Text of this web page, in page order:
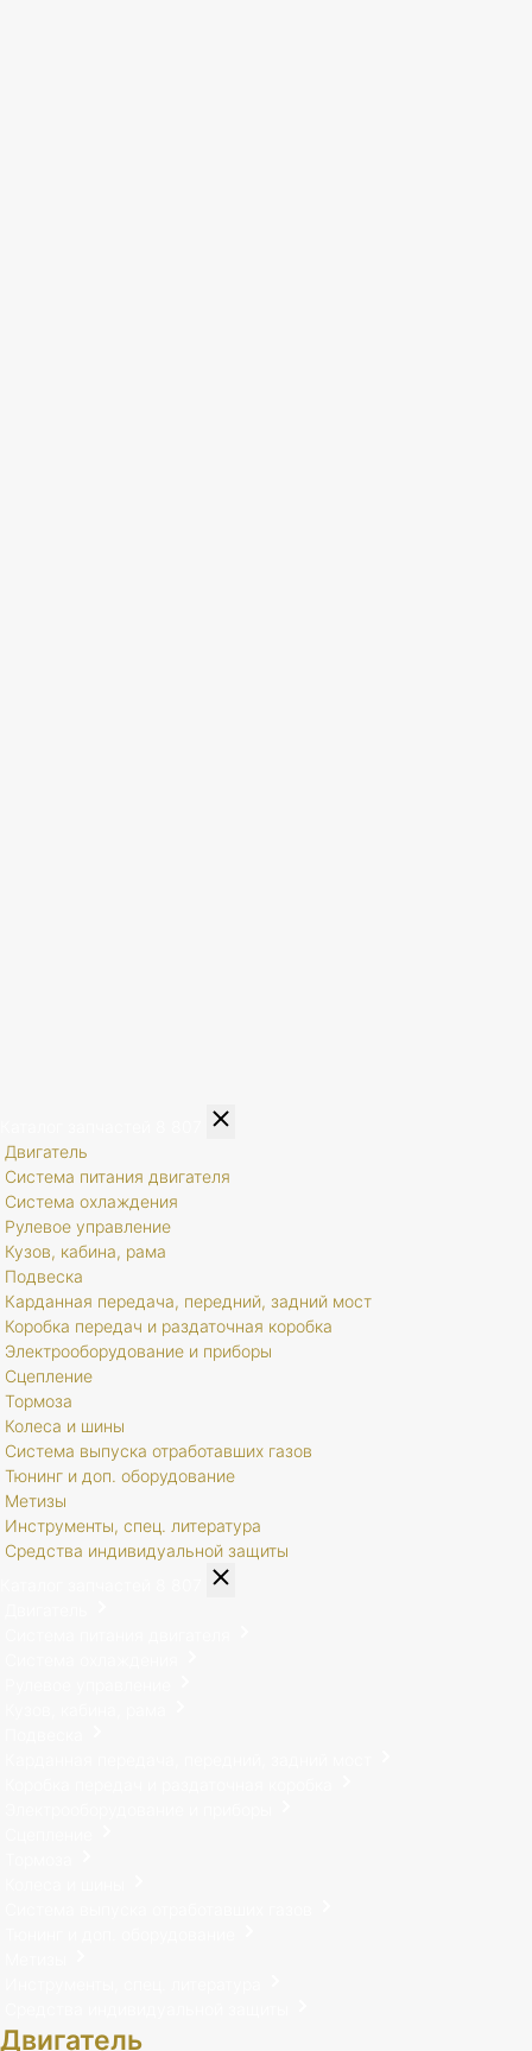
Двигатель
Система питания двигателя
Система охлаждения
Рулевое управление
Кузов, кабина, рама
Подвеска
Карданная передача, передний, задний мост
Коробка передач и раздаточная коробка
Электрооборудование и приборы
Сцепление
Тормоза
Колеса и шины
Система выпуска отработавших газов
Тюнинг и доп. оборудование
Метизы
Инструменты, спец. литература
Средства индивидуальной защиты
Двигатель